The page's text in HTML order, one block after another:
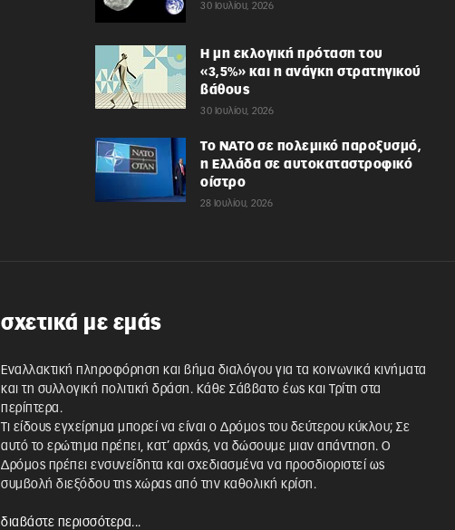
30 Ιουλίου, 2026
Η μη εκλογική πρόταση του
«3,5%» και η ανάγκη στρατηγικού
βάθους
30 Ιουλίου, 2026
Το ΝΑΤΟ σε πολεμικό παροξυσμό,
η Ελλάδα σε αυτοκαταστροφικό
οίστρο
28 Ιουλίου, 2026
σχετικά με εμάς
Εναλλακτική πληροφόρηση και βήμα διαλόγου για τα κοινωνικά κινήματα
και τη συλλογική πολιτική δράση. Κάθε Σάββατο έως και Τρίτη στα
περίπτερα.
Τι είδους εγχείρημα μπορεί να είναι ο Δρόμος του δεύτερου κύκλου; Σε
αυτό το ερώτημα πρέπει, κατ’ αρχάς, να δώσουμε μιαν απάντηση. Ο
Δρόμος πρέπει ενσυνείδητα και σχεδιασμένα να προσδιοριστεί ως
συμβολή διεξόδου της χώρας από την καθολική κρίση.
διαβάστε περισσότερα...